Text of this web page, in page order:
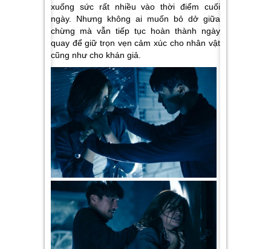
xuống sức rất nhiều vào thời điểm cuối
ngày. Nhưng không ai muốn bỏ dở giữa
chừng mà vẫn tiếp tục hoàn thành ngày
quay để giữ trọn vẹn cảm xúc cho nhân vật
cũng như cho khán giả.